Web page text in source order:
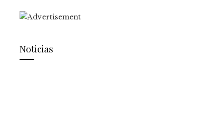
Noticias